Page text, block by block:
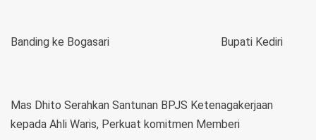
Banding ke Bogasari Bupati Kediri
Mas Dhito Serahkan Santunan BPJS Ketenagakerjaan
kepada Ahli Waris, Perkuat komitmen Memberi